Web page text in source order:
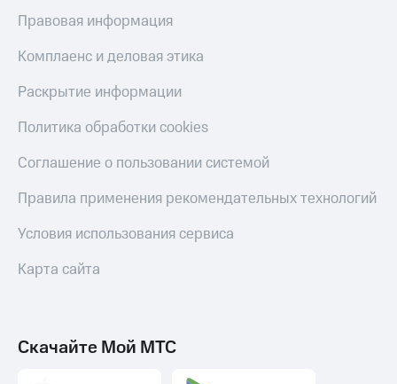
Правовая информация
Комплаенс и деловая этика
Раскрытие информации
Политика обработки cookies
Соглашение о пользовании системой
Правила применения рекомендательных технологий
Условия использования сервиса
Карта сайта
Скачайте Мой МТС